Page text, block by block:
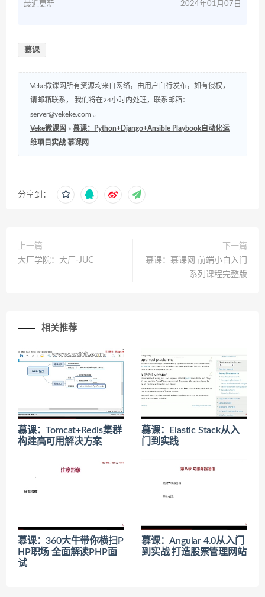
最近更新 2024年01月07日
慕课
Veke微课网所有资源均来自网络，由用户自行发布，如有侵权，
请邮箱联系， 我们将在24小时内处理，联系邮箱：
server@vekeke.com 。
Veke微课网 » 慕课：Python+Django+Ansible Playbook自动化运
维项目实战 慕课网
分享到：
上一篇
大厂学院：大厂-JUC
下一篇
慕课：慕课网 前端小白入门
系列课程完整版
相关推荐
慕课：Tomcat+Redis集群
构建高可用解决方案
慕课：Elastic Stack从入
门到实践
慕课：360大牛带你横扫P
HP职场 全面解读PHP面
试
慕课：Angular 4.0从入门
到实战 打造股票管理网站